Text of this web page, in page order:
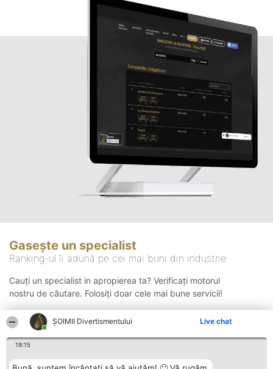
ŞOIMII Divertismentului Live chat
19:15
Gasește un specialist
Ranking-ul îi adună pe cei mai buni din industrie
Cauți un specialist in apropierea ta? Verificați motorul
nostru de căutare. Folosiți doar cele mai bune servicii!